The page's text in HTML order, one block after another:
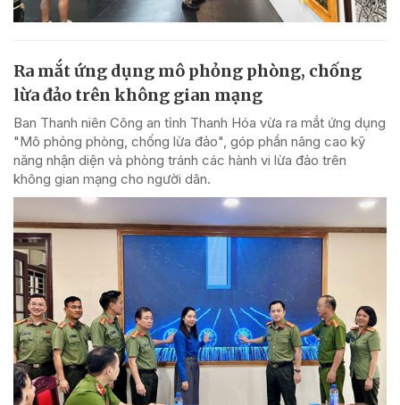
Ra mắt ứng dụng mô phỏng phòng, chống
lừa đảo trên không gian mạng
Ban Thanh niên Công an tỉnh Thanh Hóa vừa ra mắt ứng dụng
"Mô phỏng phòng, chống lừa đảo", góp phần nâng cao kỹ
năng nhận diện và phòng tránh các hành vi lừa đảo trên
không gian mạng cho người dân.